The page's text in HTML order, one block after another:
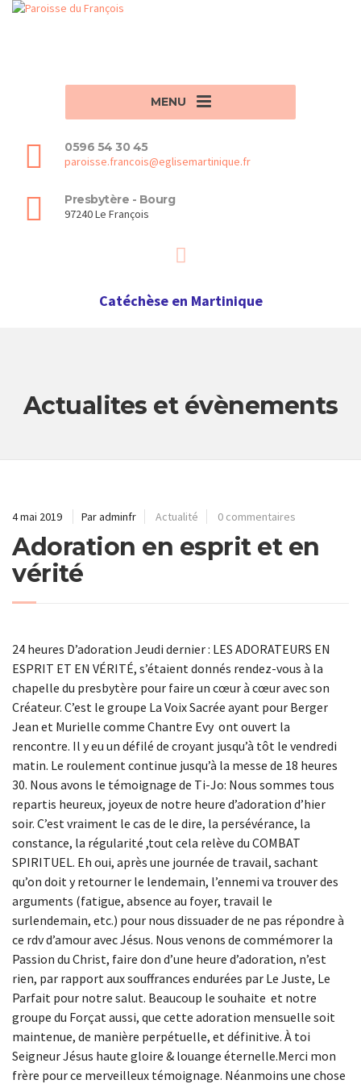
MENU
0596 54 30 45
paroisse.francois@eglisemartinique.fr
Presbytère - Bourg
97240 Le François
Catéchèse en Martinique
Actualites et évènements
4 mai 2019 Par adminfr Actualité 0 commentaires
Adoration en esprit et en
vérité
24 heures D’adoration Jeudi dernier : LES ADORATEURS EN
ESPRIT ET EN VÉRITÉ, s’étaient donnés rendez-vous à la
chapelle du presbytère pour faire un cœur à cœur avec son
Créateur. C’est le groupe La Voix Sacrée ayant pour Berger
Jean et Murielle comme Chantre Evy ont ouvert la
rencontre. Il y eu un défilé de croyant jusqu’à tôt le vendredi
matin. Le roulement continue jusqu’à la messe de 18 heures
30. Nous avons le témoignage de Ti-Jo: Nous sommes tous
repartis heureux, joyeux de notre heure d’adoration d’hier
soir. C’est vraiment le cas de le dire, la persévérance, la
constance, la régularité ,tout cela relève du COMBAT
SPIRITUEL. Eh oui, après une journée de travail, sachant
qu’on doit y retourner le lendemain, l’ennemi va trouver des
arguments (fatigue, absence au foyer, travail le
surlendemain, etc.) pour nous dissuader de ne pas répondre à
ce rdv d’amour avec Jésus. Nous venons de commémorer la
Passion du Christ, faire don d’une heure d’adoration, n’est
rien, par rapport aux souffrances endurées par Le Juste, Le
Parfait pour notre salut. Beaucoup le souhaite et notre
groupe du Forçat aussi, que cette adoration mensuelle soit
maintenue, de manière perpétuelle, et définitive. À toi
Seigneur Jésus haute gloire & louange éternelle.Merci mon
frère pour ce merveilleux témoignage. Néanmoins une chose